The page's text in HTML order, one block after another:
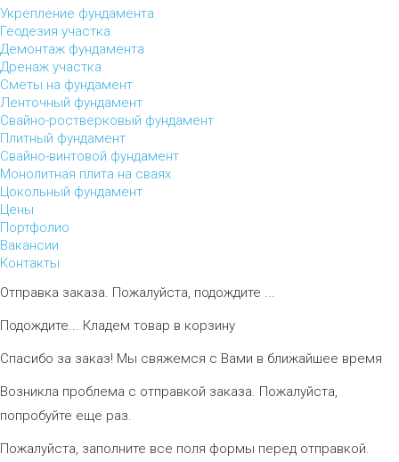
Укрепление фундамента
Геодезия участка
Демонтаж фундамента
Дренаж участка
Сметы на фундамент
Ленточный фундамент
Свайно-ростверковый фундамент
Плитный фундамент
Свайно-винтовой фундамент
Монолитная плита на сваях
Цокольный фундамент
Цены
Портфолио
Вакансии
Контакты
Отправка заказа. Пожалуйста, подождите ...
Подождите... Кладем товар в корзину
Спасибо за заказ! Мы свяжемся с Вами в ближайшее время
Возникла проблема с отправкой заказа. Пожалуйста,
попробуйте еще раз.
Пожалуйста, заполните все поля формы перед отправкой.